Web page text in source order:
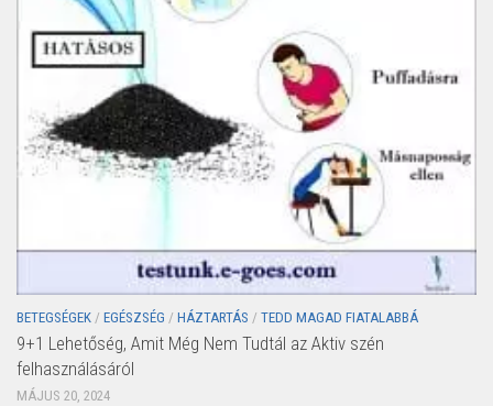
BETEGSÉGEK / EGÉSZSÉG / HÁZTARTÁS / TEDD MAGAD FIATALABBÁ
9+1 Lehetőség, Amit Még Nem Tudtál az Aktiv szén
felhasználásáról
MÁJUS 20, 2024